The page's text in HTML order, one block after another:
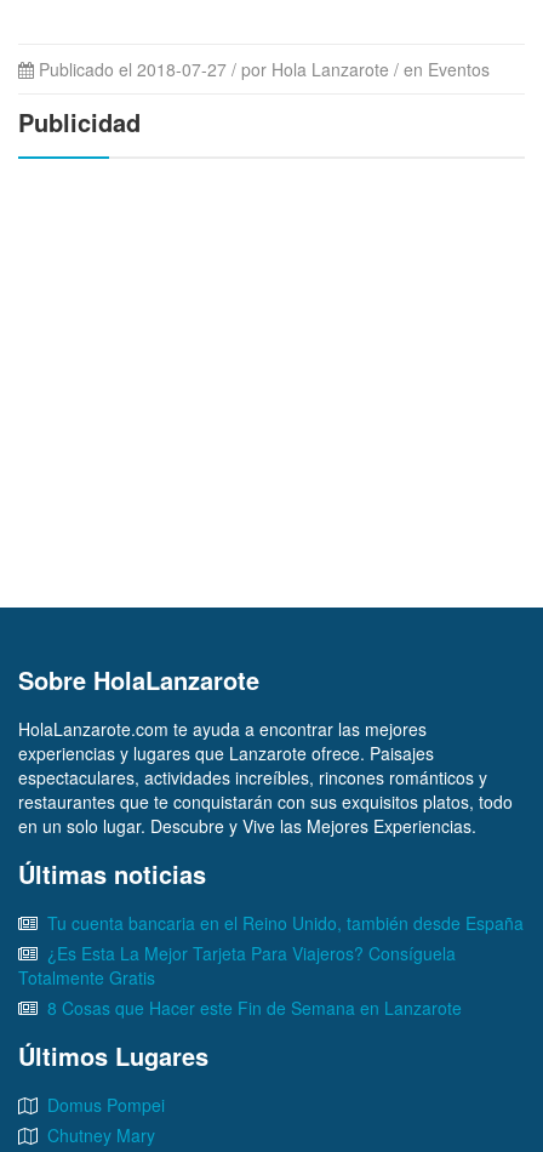
Publicado el 2018-07-27 / por Hola Lanzarote / en Eventos
Publicidad
Sobre HolaLanzarote
HolaLanzarote.com te ayuda a encontrar las mejores
experiencias y lugares que Lanzarote ofrece. Paisajes
espectaculares, actividades increíbles, rincones románticos y
restaurantes que te conquistarán con sus exquisitos platos, todo
en un solo lugar. Descubre y Vive las Mejores Experiencias.
Últimas noticias
Tu cuenta bancaria en el Reino Unido, también desde España
¿Es Esta La Mejor Tarjeta Para Viajeros? Consíguela
Totalmente Gratis
8 Cosas que Hacer este Fin de Semana en Lanzarote
Últimos Lugares
Domus Pompei
Chutney Mary